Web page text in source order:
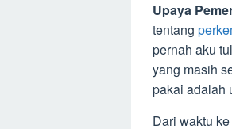
Upaya
tentang
pernah aku
yang masih
pakai adalah
Dari waktu